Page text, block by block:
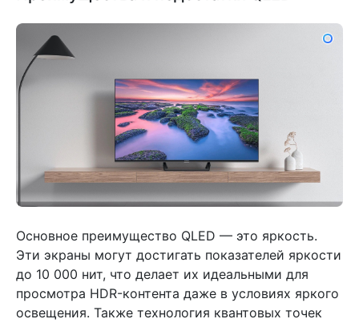
Основное преимущество QLED — это яркость.
Эти экраны могут достигать показателей яркости
до 10 000 нит, что делает их идеальными для
просмотра HDR-контента даже в условиях яркого
освещения. Также технология квантовых точек